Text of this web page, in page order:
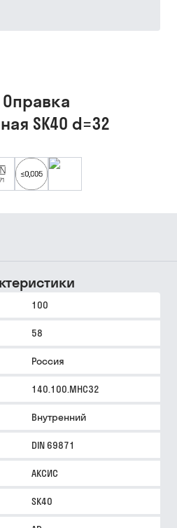
Оправка
SK40 d=32
100
58
Россия
140.100.MHC32
Внутренний
DIN 69871
АКСИС
SK40